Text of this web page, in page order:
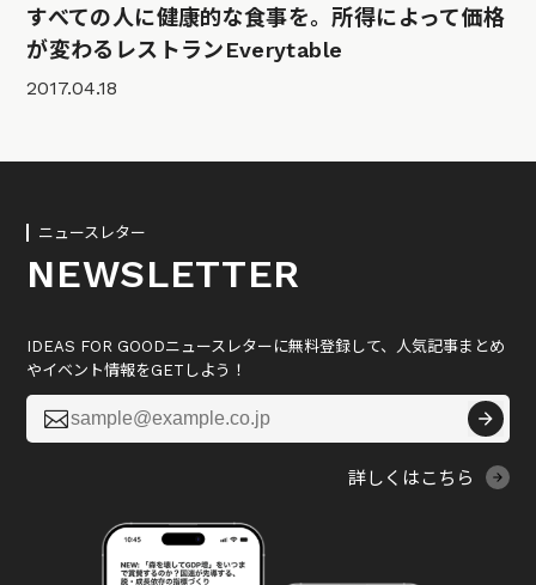
すべての人に健康的な食事を。所得によって価格
が変わるレストランEverytable
2017.04.18
ニュースレター
NEWSLETTER
IDEAS FOR GOODニュースレターに無料登録して、人気記事まとめ
やイベント情報をGETしよう！

詳しくはこちら